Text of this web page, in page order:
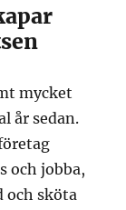
mycket
år sedan.
och jobba,
och sköta